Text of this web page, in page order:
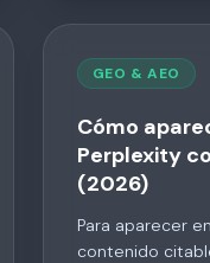
GEO & AEO
Cómo
Perplexity
(2026)
Para aparecer
contenido